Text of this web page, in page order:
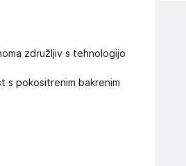
združljiv s tehnologijo
s pokositrenim bakrenim